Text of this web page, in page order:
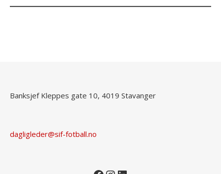
Banksjef Kleppes gate 10, 4019 Stavanger
dagligleder@sif-fotball.no